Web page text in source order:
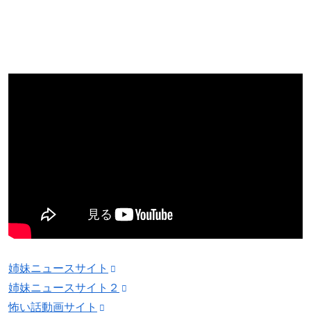
姉妹ニュースサイト
姉妹ニュースサイト２
怖い話動画サイト